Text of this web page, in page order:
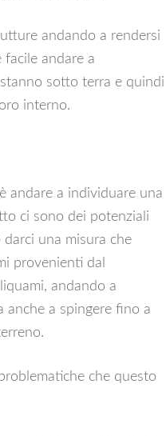
andando a rendersi
facile andare a
sotto terra e quindi
interno.
andare a individuare una
ci sono dei potenziali
una misura che
provenienti dal
andando a
anche a spingere fino a
che questo